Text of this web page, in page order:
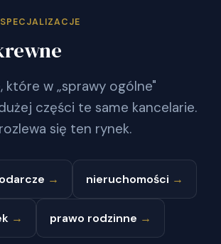
które w „sprawy ogólne"
części te same kancelarie.
się ten rynek.
→ nieruchomości →
→ prawo rodzinne →